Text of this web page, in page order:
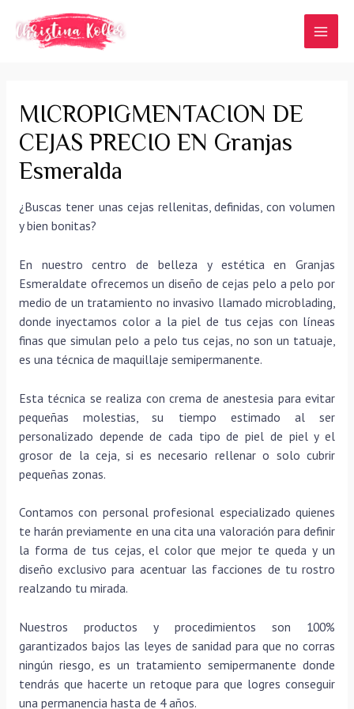
contenido
MICROPIGMENTACION DE
CEJAS PRECIO EN Granjas
Esmeralda
¿Buscas tener unas cejas rellenitas, definidas, con volumen
y bien bonitas?
En nuestro centro de belleza y estética en Granjas
Esmeraldate ofrecemos un diseño de cejas pelo a pelo por
medio de un tratamiento no invasivo llamado microblading,
donde inyectamos color a la piel de tus cejas con líneas
finas que simulan pelo a pelo tus cejas, no son un tatuaje,
es una técnica de maquillaje semipermanente.
Esta técnica se realiza con crema de anestesia para evitar
pequeñas molestias, su tiempo estimado al ser
personalizado depende de cada tipo de piel de piel y el
grosor de la ceja, si es necesario rellenar o solo cubrir
pequeñas zonas.
Contamos con personal profesional especializado quienes
te harán previamente en una cita una valoración para definir
la forma de tus cejas, el color que mejor te queda y un
diseño exclusivo para acentuar las facciones de tu rostro
realzando tu mirada.
Nuestros productos y procedimientos son 100%
garantizados bajos las leyes de sanidad para que no corras
ningún riesgo, es un tratamiento semipermanente donde
tendrás que hacerte un retoque para que logres conseguir
una permanencia hasta de 4 años.